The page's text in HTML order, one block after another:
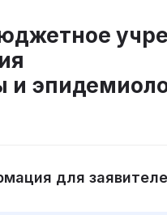
и
для